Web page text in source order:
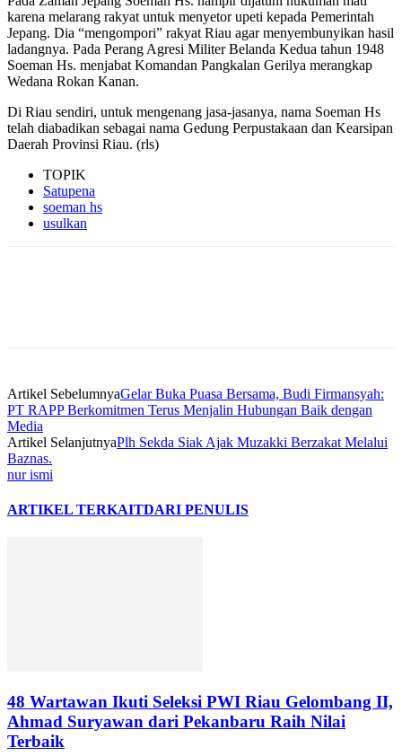
karena melarang rakyat untuk menyetor upeti kepada Pemerintah
Jepang. Dia “mengompori” rakyat Riau agar menyembunyikan hasil
ladangnya. Pada Perang Agresi Militer Belanda Kedua tahun 1948
Soeman Hs. menjabat Komandan Pangkalan Gerilya merangkap
Wedana Rokan Kanan.
Di Riau sendiri, untuk mengenang jasa-jasanya, nama Soeman Hs
telah diabadikan sebagai nama Gedung Perpustakaan dan Kearsipan
Daerah Provinsi Riau. (rls)
TOPIK
Satupena
soeman hs
usulkan
Artikel SebelumnyaGelar Buka Puasa Bersama, Budi Firmansyah:
PT RAPP Berkomitmen Terus Menjalin Hubungan Baik dengan
Media
Artikel SelanjutnyaPlh Sekda Siak Ajak Muzakki Berzakat Melalui
Baznas.
nur ismi
ARTIKEL TERKAITDARI PENULIS
48 Wartawan Ikuti Seleksi PWI Riau Gelombang II,
Ahmad Suryawan dari Pekanbaru Raih Nilai
Terbaik